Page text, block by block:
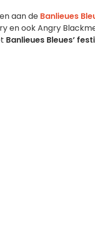
aan de Banlieues
en ook Angry
Banlieues Bleues’